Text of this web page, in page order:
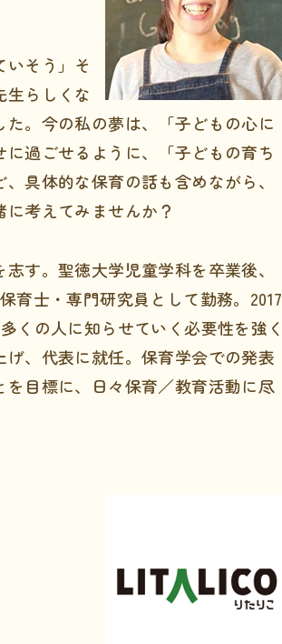
そう」そ
らしくな
。今の私の夢は、「子どもの心に
過ごせるように、「子どもの育ち
具体的な保育の話も含めながら、
考えてみませんか？
す。聖徳大学児童学科を卒業後、
育士・専門研究員として勤務。2017
くの人に知らせていく必要性を強く
、代表に就任。保育学会での発表
目標に、日々保育／教育活動に尽